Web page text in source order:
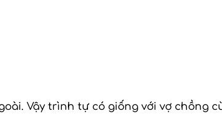
Vậy trình tự có giống với vợ chồng